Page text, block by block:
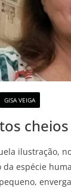
GISA VEIGA
ilustração,
da espécie